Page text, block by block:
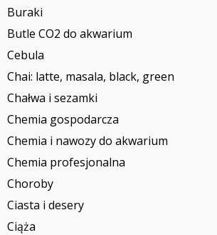
Buraki
Butle CO2 do akwarium
Cebula
Chai: latte, masala, black, green
Chałwa i sezamki
Chemia gospodarcza
Chemia i nawozy do akwarium
Chemia profesjonalna
Choroby
Ciasta i desery
Ciąża